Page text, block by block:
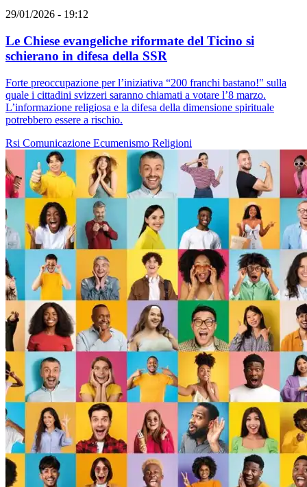
29/01/2026 - 19:12
Le Chiese evangeliche riformate del Ticino si
schierano in difesa della SSR
Forte preoccupazione per l’iniziativa “200 franchi bastano!" sulla
quale i cittadini svizzeri saranno chiamati a votare l’8 marzo.
L’informazione religiosa e la difesa della dimensione spirituale
potrebbero essere a rischio.
Rsi Comunicazione Ecumenismo Religioni